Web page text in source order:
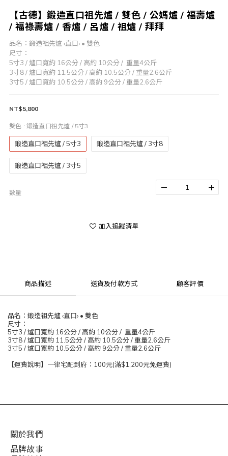
【古德】鍛造直口祖先爐 / 雙色 / 公媽爐 / 福壽爐
/ 福祿壽爐 / 香爐 / 呂爐 / 祖爐 / 拜拜
品名：鍛造祖先爐 ‹直口› • 雙色
尺寸：
5寸3 / 爐口寬約 16公分 / 高約 10公分 /  重量4公斤
3寸8 / 爐口寬約 11.5公分 / 高約 10.5公分 / 重量2.6公斤
3寸5 / 爐口寬約 10.5公分 / 高約 9公分 / 重量2.6公斤
NT$5,800
雙色 : 鍛造直口祖先爐 / 5寸3
鍛造直口祖先爐 / 5寸3 鍛造直口祖先爐 / 3寸8
鍛造直口祖先爐 / 3寸5
數量
加入追蹤清單
商品描述 送貨及付款方式 顧客評價
品名：鍛造祖先爐 ‹直口› • 雙色
尺寸：
5寸3 / 爐口寬約 16公分 / 高約 10公分 / 重量4公斤
3寸8 / 爐口寬約 11.5公分 / 高約 10.5公分 / 重量2.6公斤
3寸5 / 爐口寬約 10.5公分 / 高約 9公分 / 重量2.6公斤
【運費說明】一律宅配到府：100元(滿$1,200元免運費)
關於我們
品牌故事